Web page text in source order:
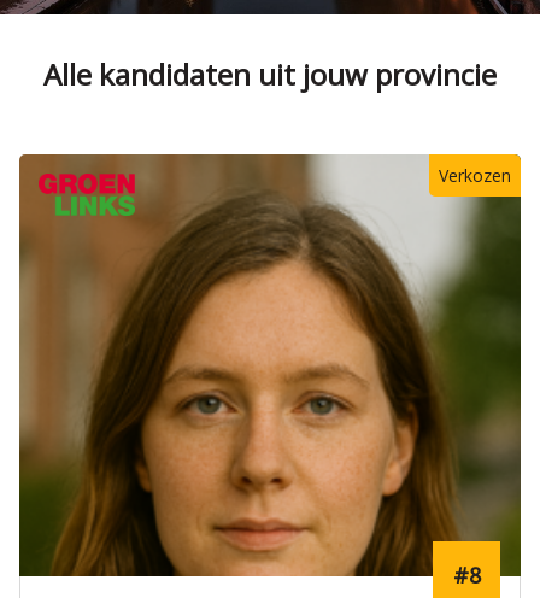
Alle kandidaten uit jouw provincie
Verkozen
#8